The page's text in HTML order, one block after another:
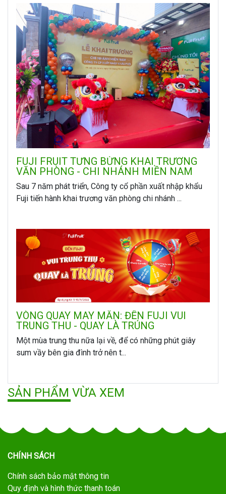
FUJI FRUIT TƯNG BỪNG KHAI TRƯƠNG
VĂN PHÒNG - CHI NHÁNH MIỀN NAM
Sau 7 năm phát triển, Công ty cổ phần xuất nhập khẩu
Fuji tiến hành khai trương văn phòng chi nhánh ...
VÒNG QUAY MAY MẮN: ĐẾN FUJI VUI
TRUNG THU - QUAY LÀ TRÚNG
Một mùa trung thu nữa lại về, để có những phút giây
sum vầy bên gia đình trở nên t...
SẢN PHẨM VỪA XEM
CHÍNH SÁCH
Chính sách bảo mật thông tin
Quy định và hình thức thanh toán